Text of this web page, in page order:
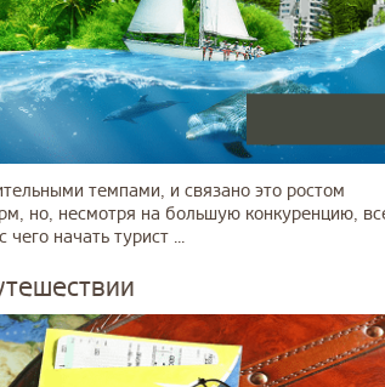
темпами, и связано это ростом
но, несмотря на большую конкуренцию,
начать турист ...